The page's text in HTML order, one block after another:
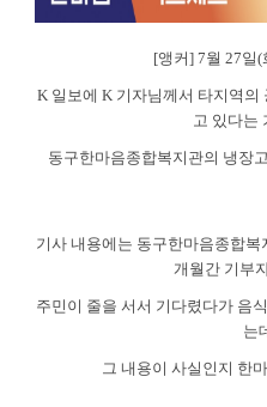
[앵커] 7월 27일(
K 일보에 K 기자님께서 타지역의
고 있다는
동구한마음종합복지관의 냉장
기사 내용에는 동구한마음종합
개월간 기부
주민이 줄을 서서 기다렸다가 음
는
그 내용이 사실인지 한